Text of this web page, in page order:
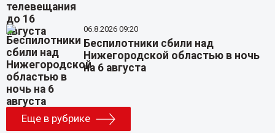
06.8.2026 09:20
Беспилотники сбили над
Нижегородской областью в ночь
на 6 августа
Еще в рубрике